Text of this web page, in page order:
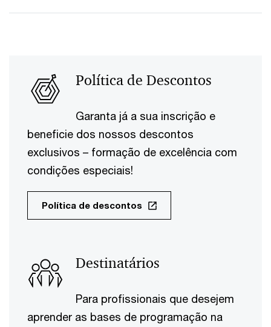
Política de Descontos
Garanta já a sua inscrição e
beneficie dos nossos descontos
exclusivos – formação de excelência com
condições especiais!
Política de descontos
Destinatários
Para profissionais que desejem
aprender as bases de programação na